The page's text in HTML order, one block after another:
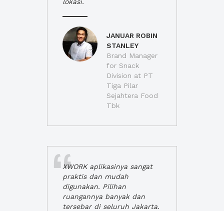
JANUAR ROBIN
STANLEY
Brand Manager
for Snack
Division at PT
Tiga Pilar
Sejahtera Food
Tbk
XWORK aplikasinya sangat
praktis dan mudah
digunakan. Pilihan
ruangannya banyak dan
tersebar di seluruh Jakarta.